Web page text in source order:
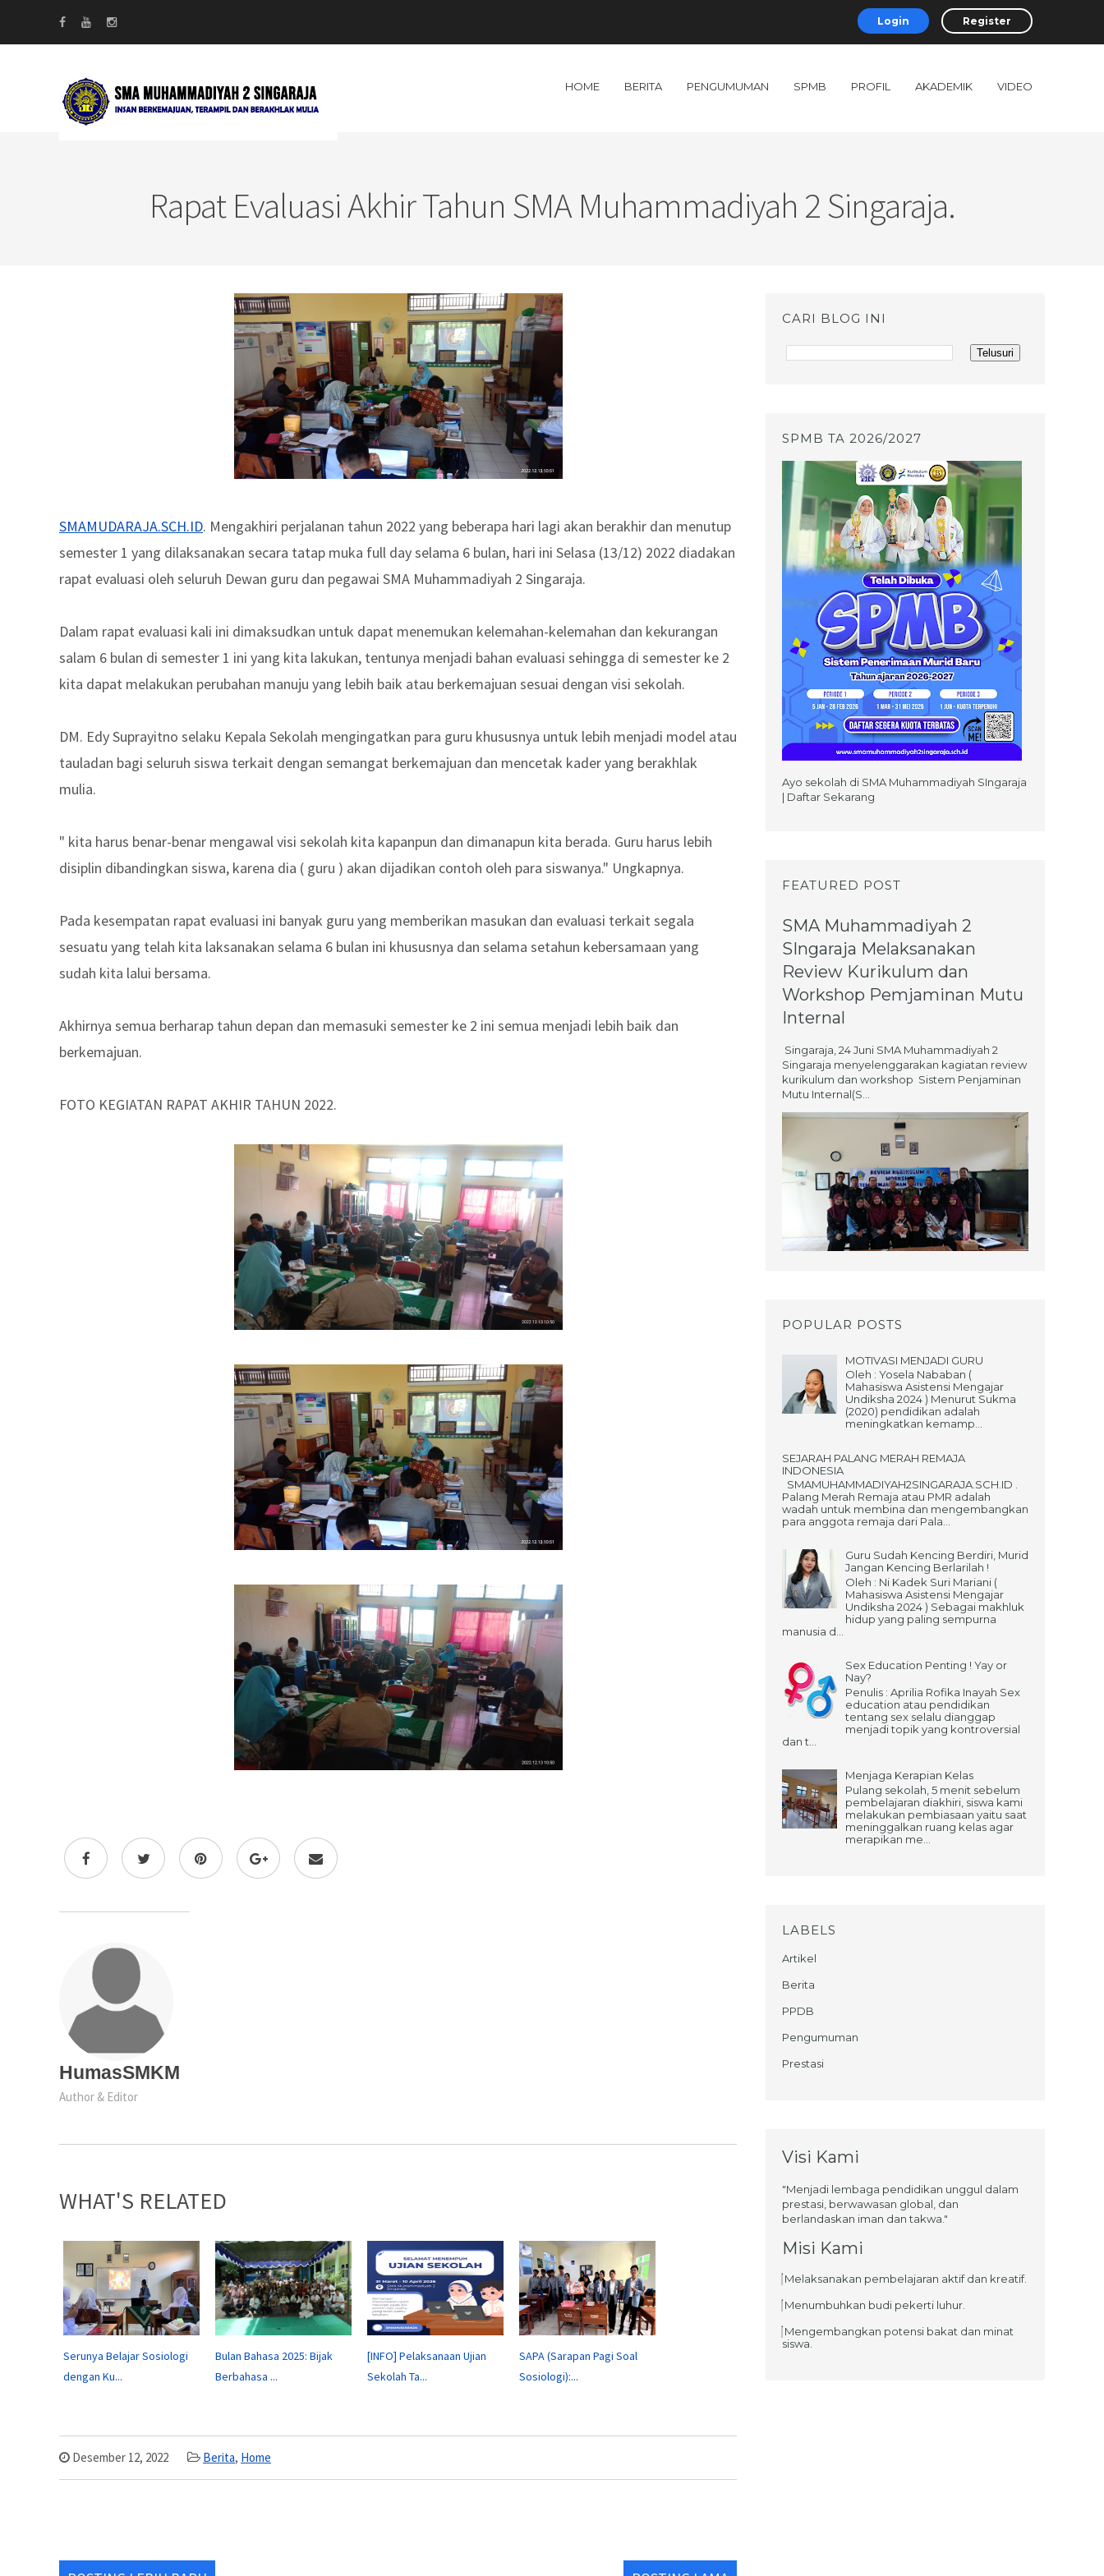
Login Register
HOME BERITA PENGUMUMAN SPMB PROFIL AKADEMIK VIDEO
Rapat Evaluasi Akhir Tahun SMA Muhammadiyah 2 Singaraja.
SMAMUDARAJA.SCH.ID. Mengakhiri perjalanan tahun 2022 yang beberapa hari lagi akan berakhir dan menutup
semester 1 yang dilaksanakan secara tatap muka full day selama 6 bulan, hari ini Selasa (13/12) 2022 diadakan
rapat evaluasi oleh seluruh Dewan guru dan pegawai SMA Muhammadiyah 2 Singaraja.
Dalam rapat evaluasi kali ini dimaksudkan untuk dapat menemukan kelemahan-kelemahan dan kekurangan
salam 6 bulan di semester 1 ini yang kita lakukan, tentunya menjadi bahan evaluasi sehingga di semester ke 2
kita dapat melakukan perubahan manuju yang lebih baik atau berkemajuan sesuai dengan visi sekolah.
DM. Edy Suprayitno selaku Kepala Sekolah mengingatkan para guru khususnya untuk lebih menjadi model atau
tauladan bagi seluruh siswa terkait dengan semangat berkemajuan dan mencetak kader yang berakhlak
mulia.
" kita harus benar-benar mengawal visi sekolah kita kapanpun dan dimanapun kita berada. Guru harus lebih
disiplin dibandingkan siswa, karena dia ( guru ) akan dijadikan contoh oleh para siswanya." Ungkapnya.
Pada kesempatan rapat evaluasi ini banyak guru yang memberikan masukan dan evaluasi terkait segala
sesuatu yang telah kita laksanakan selama 6 bulan ini khususnya dan selama setahun kebersamaan yang
sudah kita lalui bersama.
Akhirnya semua berharap tahun depan dan memasuki semester ke 2 ini semua menjadi lebih baik dan
berkemajuan.
FOTO KEGIATAN RAPAT AKHIR TAHUN 2022.
HumasSMKM
Author & Editor
WHAT'S RELATED
Serunya Belajar Sosiologi
dengan Ku...
Bulan Bahasa 2025: Bijak
Berbahasa ...
[INFO] Pelaksanaan Ujian
Sekolah Ta...
SAPA (Sarapan Pagi Soal
Sosiologi):...
Desember 12, 2022 Berita, Home
CARI BLOG INI
SPMB TA 2026/2027
Ayo sekolah di SMA Muhammadiyah SIngaraja
| Daftar Sekarang
FEATURED POST
SMA Muhammadiyah 2
SIngaraja Melaksanakan
Review Kurikulum dan
Workshop Pemjaminan Mutu
Internal
Singaraja, 24 Juni SMA Muhammadiyah 2
Singaraja menyelenggarakan kagiatan review
kurikulum dan workshop Sistem Penjaminan
Mutu Internal(S...
POPULAR POSTS
MOTIVASI MENJADI GURU
Oleh : Yosela Nababan (
Mahasiswa Asistensi Mengajar
Undiksha 2024 ) Menurut Sukma
(2020) pendidikan adalah
meningkatkan kemamp...
SEJARAH PALANG MERAH REMAJA
INDONESIA
SMAMUHAMMADIYAH2SINGARAJA.SCH.ID .
Palang Merah Remaja atau PMR adalah
wadah untuk membina dan mengembangkan
para anggota remaja dari Pala...
Guru Sudah Kencing Berdiri, Murid
Jangan Kencing Berlarilah !
Oleh : Ni Kadek Suri Mariani (
Mahasiswa Asistensi Mengajar
Undiksha 2024 ) Sebagai makhluk
hidup yang paling sempurna
manusia d...
Sex Education Penting ! Yay or
Nay?
Penulis : Aprilia Rofika Inayah Sex
education atau pendidikan
tentang sex selalu dianggap
menjadi topik yang kontroversial
dan t...
Menjaga Kerapian Kelas
Pulang sekolah, 5 menit sebelum
pembelajaran diakhiri, siswa kami
melakukan pembiasaan yaitu saat
meninggalkan ruang kelas agar
merapikan me...
LABELS
Artikel
Berita
PPDB
Pengumuman
Prestasi
Visi Kami
"Menjadi lembaga pendidikan unggul dalam
prestasi, berwawasan global, dan
berlandaskan iman dan takwa."
Misi Kami
Melaksanakan pembelajaran aktif dan kreatif.
Menumbuhkan budi pekerti luhur.
Mengembangkan potensi bakat dan minat
siswa.